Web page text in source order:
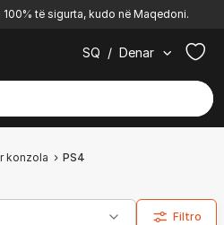
të sigurta, kudo në Maqedoni.
SQ / Denar
konzola PS4
Filtro